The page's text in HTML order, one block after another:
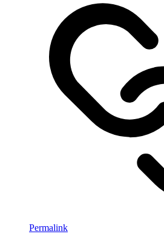
Permalink